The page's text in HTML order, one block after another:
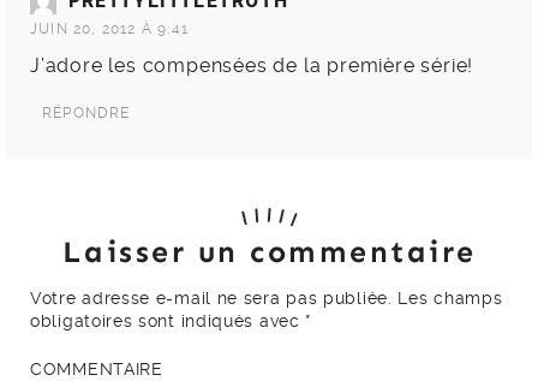
JUIN 20, 2012 À 9:41
J’adore les compensées de la première série!
RÉPONDRE
Laisser un commentaire
Votre adresse e-mail ne sera pas publiée.
Les champs
obligatoires sont indiqués avec *
COMMENTAIRE